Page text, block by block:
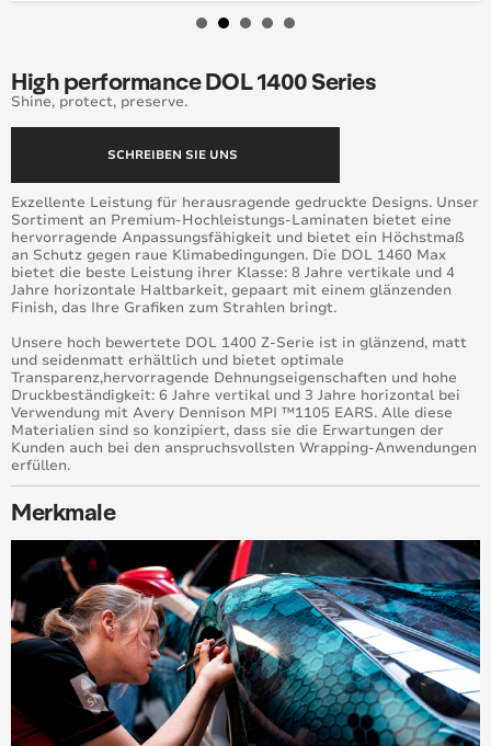
High performance DOL 1400 Series
Shine, protect, preserve.
SCHREIBEN SIE UNS
Exzellente Leistung für herausragende gedruckte Designs. Unser
Sortiment an Premium-Hochleistungs-Laminaten bietet eine
hervorragende Anpassungsfähigkeit und bietet ein Höchstmaß
an Schutz gegen raue Klimabedingungen. Die DOL 1460 Max
bietet die beste Leistung ihrer Klasse: 8 Jahre vertikale und 4
Jahre horizontale Haltbarkeit, gepaart mit einem glänzenden
Finish, das Ihre Grafiken zum Strahlen bringt.
Unsere hoch bewertete DOL 1400 Z-Serie ist in glänzend, matt
und seidenmatt erhältlich und bietet optimale
Transparenz,hervorragende Dehnungseigenschaften und hohe
Druckbeständigkeit: 6 Jahre vertikal und 3 Jahre horizontal bei
Verwendung mit Avery Dennison MPI ™1105 EARS. Alle diese
Materialien sind so konzipiert, dass sie die Erwartungen der
Kunden auch bei den anspruchsvollsten Wrapping-Anwendungen
erfüllen.
Merkmale